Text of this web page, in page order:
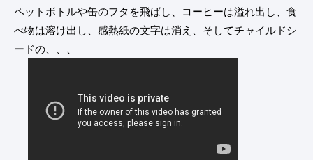
ペットボトルや缶のフタを飛ばし、コーヒーは溢れ出し、食
べ物は溶け出し、感熱紙の文字は消え、そしてチャイルドシ
ードの、、、